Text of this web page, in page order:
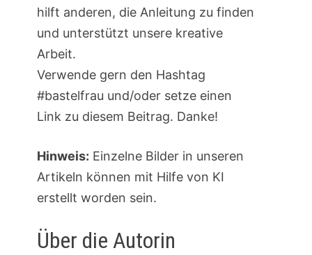
hilft anderen, die Anleitung zu finden
und unterstützt unsere kreative
Arbeit.
Verwende gern den Hashtag
#bastelfrau und/oder setze einen
Link zu diesem Beitrag. Danke!
Hinweis: Einzelne Bilder in unseren
Artikeln können mit Hilfe von KI
erstellt worden sein.
Über die Autorin